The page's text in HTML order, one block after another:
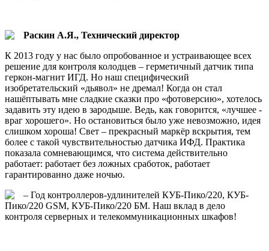
Раскин А.Я., Технический директор
К 2013 году у нас было опробованное и устраивающее всех
решение для контроля колодцев – герметичный датчик типа
геркон-магнит ИГД. Но наш специфический
изобретательский «дьявол» не дремал! Когда он стал
нашёптывать мне сладкие сказки про «фотоверсию», хотелось
задавить эту идею в зародыше. Ведь, как говорится, «лучшее -
враг хорошего». Но остановиться было уже невозможно, идея
слишком хороша! Свет – прекрасный маркёр вскрытия, тем
более с такой чувствительностью датчика ИФД. Практика
показала сомневающимся, что система действительно
работает: работает без ложных сработок, работает
гарантированно даже ночью.
– Год контроллеров-удлинителей КУБ-Пико/220, КУБ-
Пико/220 GSM, КУБ-Пико/220 БМ. Наш вклад в дело
контроля серверных и телекоммуникационных шкафов!